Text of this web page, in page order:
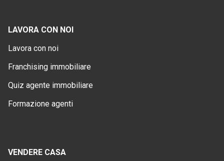
LAVORA CON NOI
Lavora con noi
Franchising immobiliare
Quiz agente immobiliare
Formazione agenti
VENDERE CASA